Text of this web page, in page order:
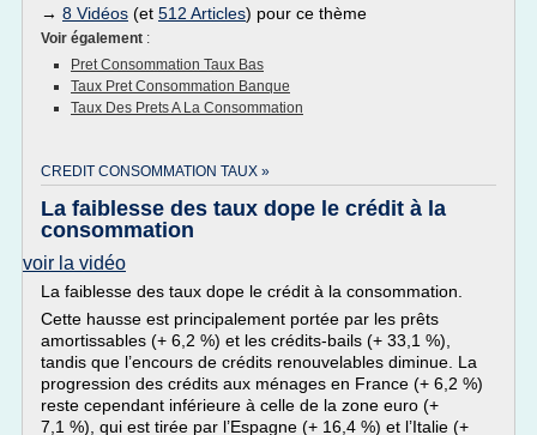
→ 8 Vidéos (et 512 Articles) pour ce thème
Voir également :
Pret Consommation Taux Bas
Taux Pret Consommation Banque
Taux Des Prets A La Consommation
CREDIT CONSOMMATION TAUX »
La faiblesse des taux dope le crédit à la
consommation
voir la vidéo
La faiblesse des taux dope le crédit à la consommation.
Cette hausse est principalement portée par les prêts
amortissables (+ 6,2 %) et les crédits-bails (+ 33,1 %),
tandis que l’encours de crédits renouvelables diminue. La
progression des crédits aux ménages en France (+ 6,2 %)
reste cependant inférieure à celle de la zone euro (+
7,1 %), qui est tirée par l’Espagne (+ 16,4 %) et l’Italie (+